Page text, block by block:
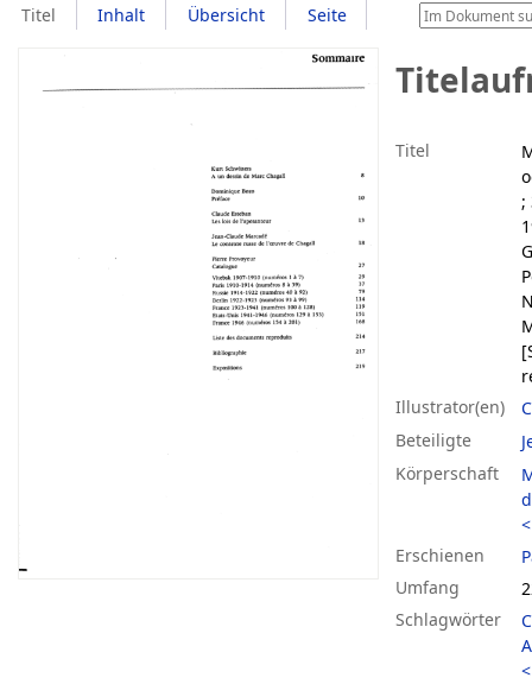
Titel Inhalt Übersicht Seite
Titel
;
Illustrator(en)
Beteiligte
Körperschaft
Erschienen
Umfang
Schlagwörter